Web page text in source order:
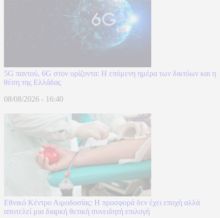
5G παντού, 6G στον ορίζοντα: Η επόμενη ημέρα των δικτύων και η
θέση της Ελλάδας
08/08/2026 - 16:40
Εθνικό Κέντρο Αιμοδοσίας: H προσφορά δεν έχει εποχή αλλά
αποτελεί μια διαρκή θετική συνειδητή επιλογή